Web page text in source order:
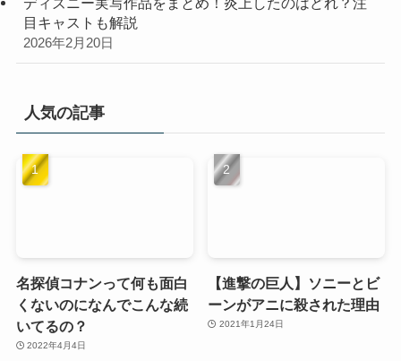
目キャストも解説
2026年2月20日
人気の記事
名探偵コナンって何も面白
くないのになんでこんな続
いてるの？
2022年4月4日
【進撃の巨人】ソニーとビ
ーンがアニに殺された理由
2021年1月24日